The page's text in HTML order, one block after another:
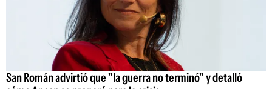
San Román advirtió que "la guerra no terminó" y detalló